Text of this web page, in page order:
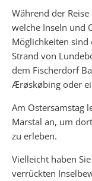
Während der
welche Inseln und
Möglichkeiten
Strand von
dem Fischerdorf
Ærøskøbing oder
Am Ostersamstag
Marstal an, um
zu erleben.
Vielleicht haben
verrückten